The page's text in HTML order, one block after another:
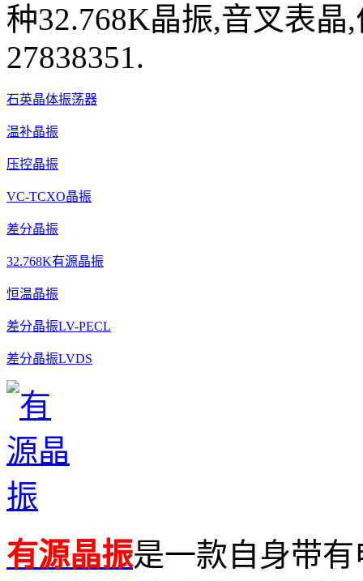
种32.768K晶振,音叉表晶
27838351.
石英晶体振荡器
温补晶振
压控晶振
VC-TCXO晶振
差分晶振
32.768K有源晶振
恒温晶振
差分晶振LV-PECL
差分晶振LVDS
有源晶振是一款自身带